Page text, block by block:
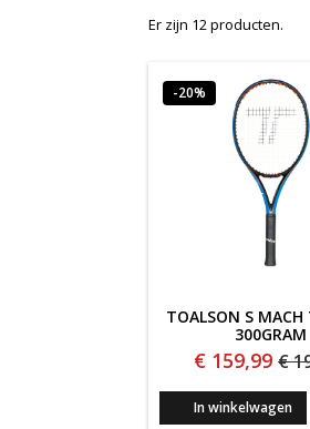
Er zijn 12 producten.
-20%
TOALSON S MACH
300GRAM
€ 159,99 €
In winkelwagen